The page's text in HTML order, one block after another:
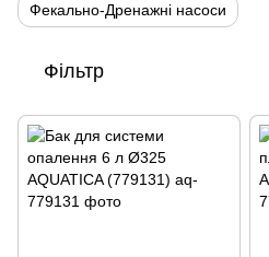
Фекально-Дренажні насоси
Фільтр